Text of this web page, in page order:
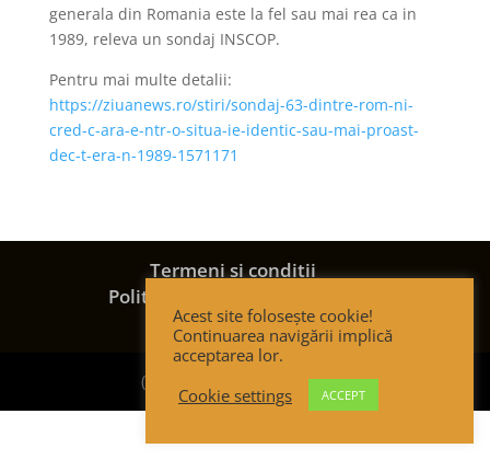
generala din Romania este la fel sau mai rea ca in
1989, releva un sondaj INSCOP.
Pentru mai multe detalii:
https://ziuanews.ro/stiri/sondaj-63-dintre-rom-ni-
cred-c-ara-e-ntr-o-situa-ie-identic-sau-mai-proast-
dec-t-era-n-1989-1571171
Termeni și condiții
Politica de confidențialitate
Politica de cookies
(c) Strategic Thinking Group
Acest site folosește cookie!
Continuarea navigării implică
acceptarea lor.
Cookie settings
ACCEPT